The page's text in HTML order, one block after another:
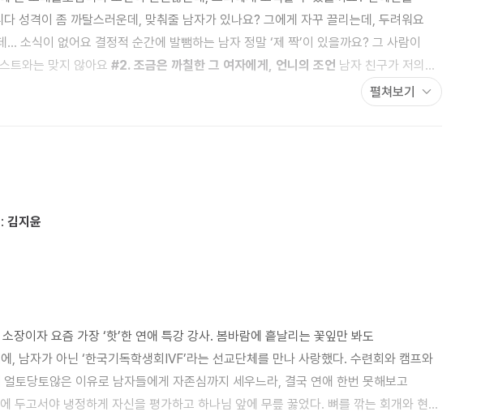
두려워요
남자 정말 ‘제 짝’이 있을까요? 그 사람이
트와는 맞지 않아요 #2. 조금은 까칠한 그 여자에게, 언니의 조언
때마다 돈이 너무
” _30가지 짧은
펼쳐보기
김지윤
장이자 요즘 가장 ‘핫’한 연애 특강 강사. 봄바람에 흩날리는 꽃잎만 봐도
, 남자가 아닌 ‘한국기독학생회IVF’라는 선교단체를 만나 사랑했다. 수련회와 캠프와
토당토않은 이유로 남자들에게 자존심까지 세우느라, 결국 연애 한번 못해보고
두고서야 냉정하게 자신을 평가하고 하나님 앞에 무릎 꿇었다. 뼈를 깎는 회개와 현실